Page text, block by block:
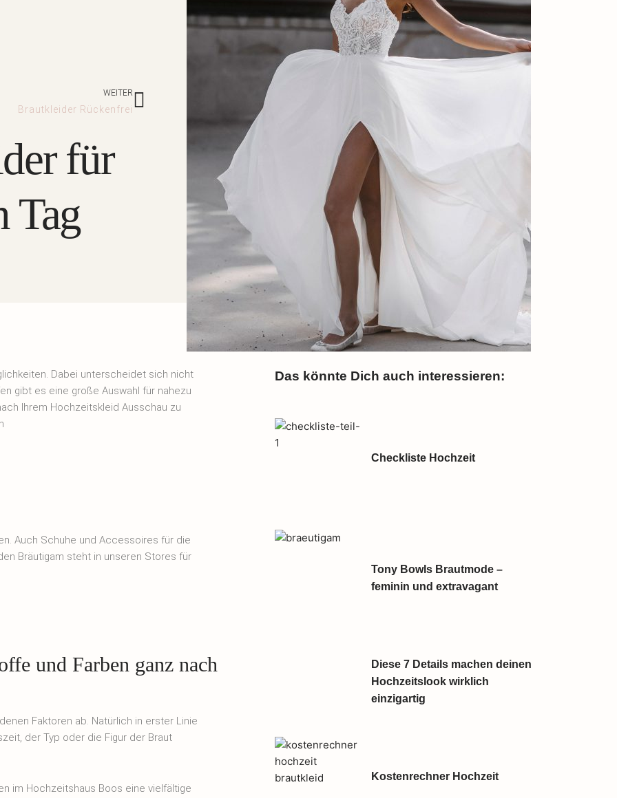
WEITER
Brautkleider Rückenfrei
Nächster
für
Tag
Dabei unterscheidet sich nicht
gibt es eine große Auswahl für nahezu
Ihrem Hochzeitskleid Ausschau zu
Auch Schuhe und Accessoires für die
Bräutigam steht in unseren Stores für
und Farben ganz nach
Faktoren ab. Natürlich in erster Linie
der Typ oder die Figur der Braut
im Hochzeitshaus Boos eine vielfältige
Das könnte Dich auch interessieren:
Checkliste Hochzeit
Tony Bowls Brautmode –
feminin und extravagant
Diese 7 Details machen deinen
Hochzeitslook wirklich
einzigartig
Kostenrechner Hochzeit